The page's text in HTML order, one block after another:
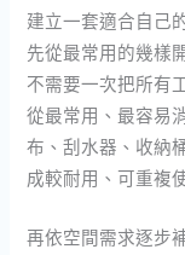
建立一套適合自己
先從最常用的幾樣
不需要一次把所有
從最常用、最容易
布、刮水器、收納
成較耐用、可重複
再依空間需求逐步